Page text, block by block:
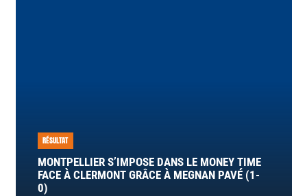
RÉSULTAT
MONTPELLIER S’IMPOSE DANS LE MONEY TIME
FACE À CLERMONT GRÂCE À MEGNAN PAVÉ (1-
0)